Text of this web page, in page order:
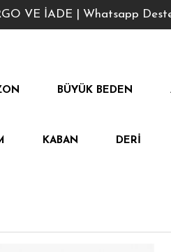
VE İADE | Whatsapp
BÜYÜK BEDEN
KABAN DERI